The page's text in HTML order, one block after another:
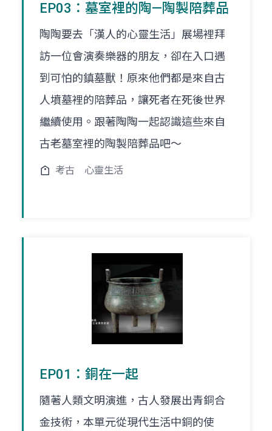
EP03：墓室裡的陶—陶製陪葬品
陶陶要去「漢人的心靈生活」展場裡拜
訪一位會演奏樂器的朋友，卻在入口遇
到可怕的鎮墓獸！原來他們都是來自古
人墳墓裡的陪葬品，讓死者在死後世界
繼續使用。跟著陶陶一起認識這些來自
古老墓室裡的陶製陪葬品吧～
考古 心靈生活
EP01：銅在一起
隨著人類文明演進，古人發展出青銅合
金技術，本單元從現代生活中銅的使